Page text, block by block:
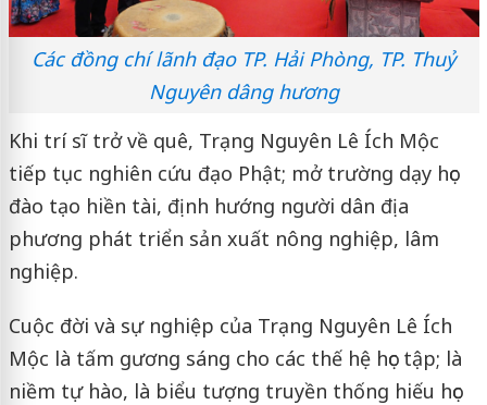
Các đồng chí lãnh đạo TP. Hải Phòng, TP. Thuỷ
Nguyên dâng hương
Khi trí sĩ trở về quê, Trạng Nguyên Lê Ích Mộc
tiếp tục nghiên cứu đạo Phật; mở trường dạy học
đào tạo hiền tài, định hướng người dân địa
phương phát triển sản xuất nông nghiệp, lâm
nghiệp.
Cuộc đời và sự nghiệp của Trạng Nguyên Lê Ích
Mộc là tấm gương sáng cho các thế hệ học tập; là
niềm tự hào, là biểu tượng truyền thống hiếu học